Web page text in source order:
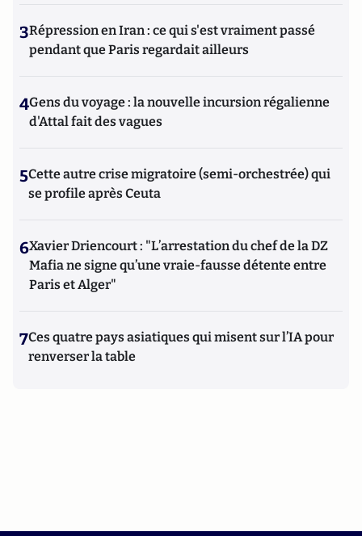
3Répression en Iran : ce qui s'est vraiment passé
pendant que Paris regardait ailleurs
4Gens du voyage : la nouvelle incursion régalienne
d'Attal fait des vagues
5Cette autre crise migratoire (semi-orchestrée) qui
se profile après Ceuta
6Xavier Driencourt : "L’arrestation du chef de la DZ
Mafia ne signe qu’une vraie-fausse détente entre
Paris et Alger"
7Ces quatre pays asiatiques qui misent sur l’IA pour
renverser la table